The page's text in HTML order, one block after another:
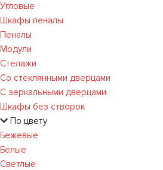
Угловые
Шкафы пеналы
Пеналы
Модули
Стелажи
Со стеклянными дверцами
С зеркальными дверцами
Шкафы без створок
По цвету
Бежевые
Белые
Светлые